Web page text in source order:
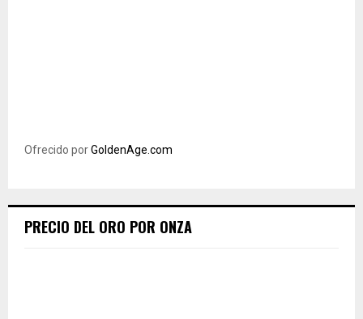
Ofrecido porGoldenAge.com
PRECIO DEL ORO POR ONZA